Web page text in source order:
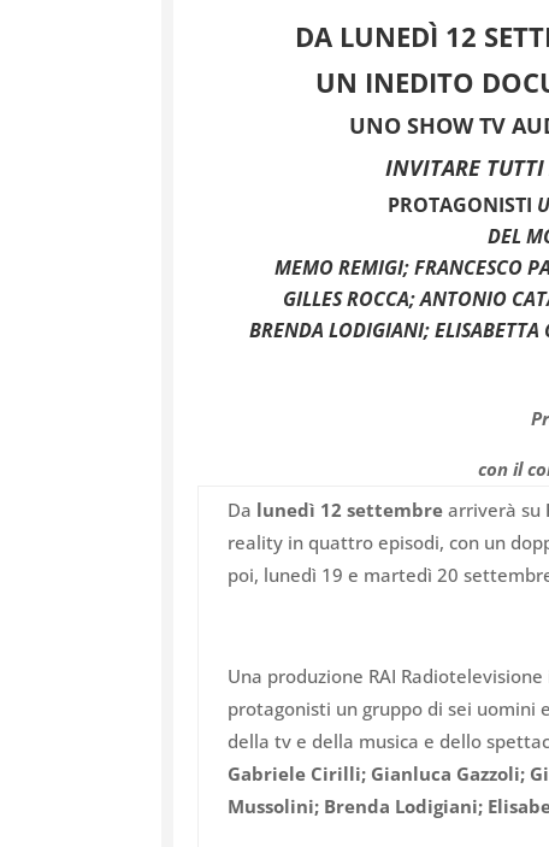
DA LUNEDÌ 12
UN INEDITO
UNO SHOW TV
INVITARE
PROTAGONISTI
DEL
MEMO REMIGI; FRANCESCO
GILLES ROCCA; ANTONIO
BRENDA LODIGIANI;ELISABETTA
con il
Da lunedì 12 settembre arriverà su
reality in quattro episodi, con un
poi, lunedì 19 e martedì 20
Una produzione RAI
protagonisti un gruppo di sei uomini
della tv e della musica e dello
Gabriele Cirilli; Gianluca Gazzoli;
Mussolini; Brenda Lodigiani;